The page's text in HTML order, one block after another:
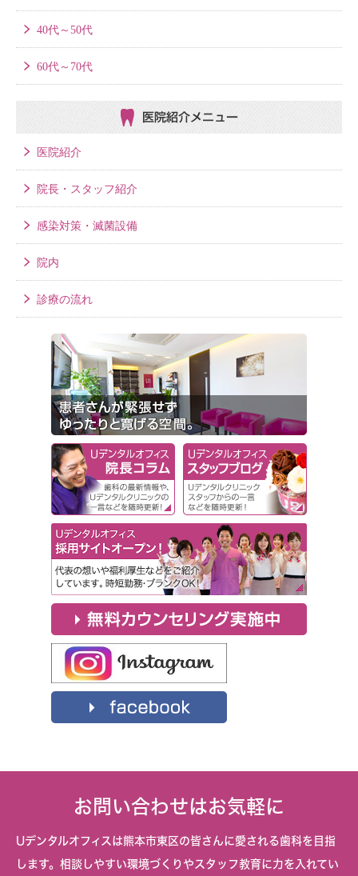
40代～50代
60代～70代
医院紹介メニュー
医院紹介
院長・スタッフ紹介
感染対策・滅菌設備
院内
診療の流れ
お問い合わせはお気軽に
Uデンタルオフィスは熊本市東区の皆さんに愛される歯科を目指
します。相談しやすい環境づくりやスタッフ教育に力を入れてい